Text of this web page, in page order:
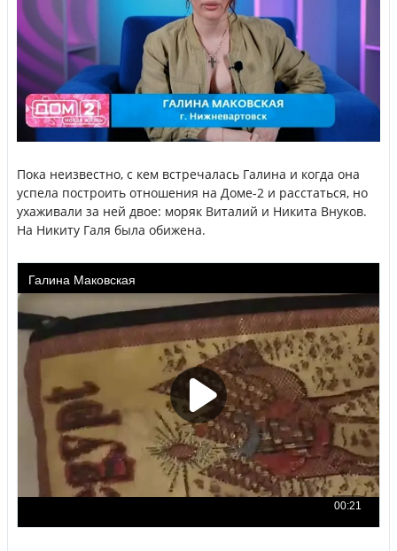
Пока неизвестно, с кем встречалась Галина и когда она
успела построить отношения на Доме-2 и расстаться, но
ухаживали за ней двое: моряк Виталий и Никита Внуков.
На Никиту Галя была обижена.